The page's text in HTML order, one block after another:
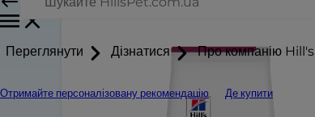
Переглянути Дізнатися Про компанію Hill's
Отримайте персоналізовану рекомендацію Де купити